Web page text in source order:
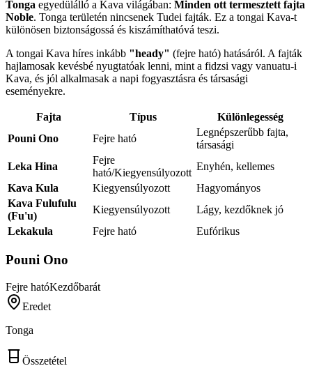
Tonga egyedülálló a Kava világában: Minden ott termesztett fajta
Noble. Tonga területén nincsenek Tudei fajták. Ez a tongai Kava-t
különösen biztonságossá és kiszámíthatóvá teszi.
A tongai Kava híres inkább "heady" (fejre ható) hatásáról. A fajták
hajlamosak kevésbé nyugtatóak lenni, mint a fidzsi vagy vanuatu-i
Kava, és jól alkalmasak a napi fogyasztásra és társasági
eseményekre.
Fajta Típus
Különlegesség
Pouni Ono
Fejre ható
Legnépszerűbb fajta,
társasági
Leka Hina
Fejre
ható/Kiegyensúlyozott
Enyhén, kellemes
Kava Kula
Kiegyensúlyozott
Hagyományos
Kava Fulufulu
(Fu'u)
Kiegyensúlyozott
Lágy, kezdőknek jó
Lekakula
Fejre ható Eufórikus
Pouni Ono
Fejre hatóKezdőbarát
Eredet
Tonga
Összetétel